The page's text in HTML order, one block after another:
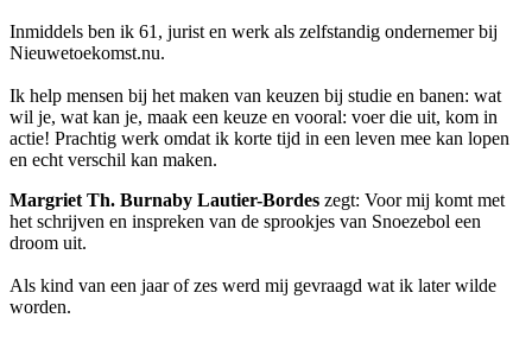
Inmiddels ben ik 61, jurist en werk als zelfstandig ondernemer bij
Nieuwetoekomst.nu.
Ik help mensen bij het maken van keuzen bij studie en banen: wat
wil je, wat kan je, maak een keuze en vooral: voer die uit, kom in
actie! Prachtig werk omdat ik korte tijd in een leven mee kan lopen
en echt verschil kan maken.
Margriet Th. Burnaby Lautier-Bordes zegt: Voor mij komt met
het schrijven en inspreken van de sprookjes van Snoezebol een
droom uit.
Als kind van een jaar of zes werd mij gevraagd wat ik later wilde
worden.